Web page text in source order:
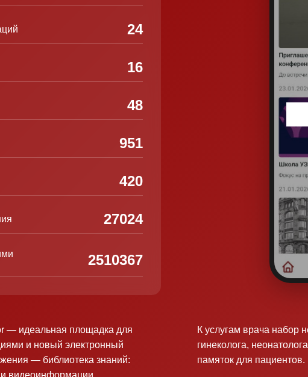
24
16
48
951
420
27024
2510367
— идеальная площадка для
и новый электронный
— библиотека знаний:
К услугам врача набор
гинеколога,
памяток для пациентов.